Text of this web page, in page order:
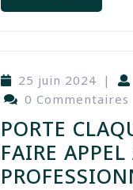
25 juin 2024 |
0 Commentaires
PORTE
FAIRE